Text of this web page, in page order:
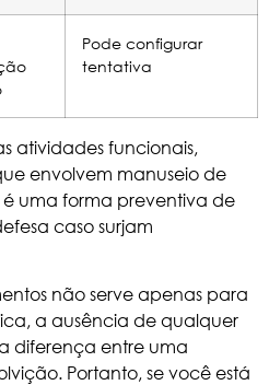
Pode configurar
tentativa
atividades funcionais,
envolvem manuseio de
é uma forma preventiva de
caso surjam
não serve apenas para
a ausência de qualquer
diferença entre uma
Portanto, se você está